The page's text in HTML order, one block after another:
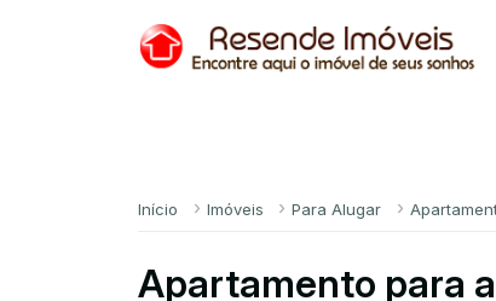
Início Imóveis Para Alugar
Apartamento para